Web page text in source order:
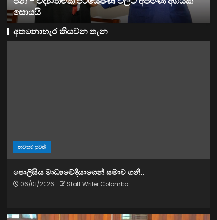
සතොසෙන් සුපර් වැඩක් ..
අතනොහැර කියවන තැන
නවතම පුවත්
පොලිසිය මාධ්‍යවේදියාගෙන් සමාව ගනී..
06/01/2026 Staff Writer Colombo